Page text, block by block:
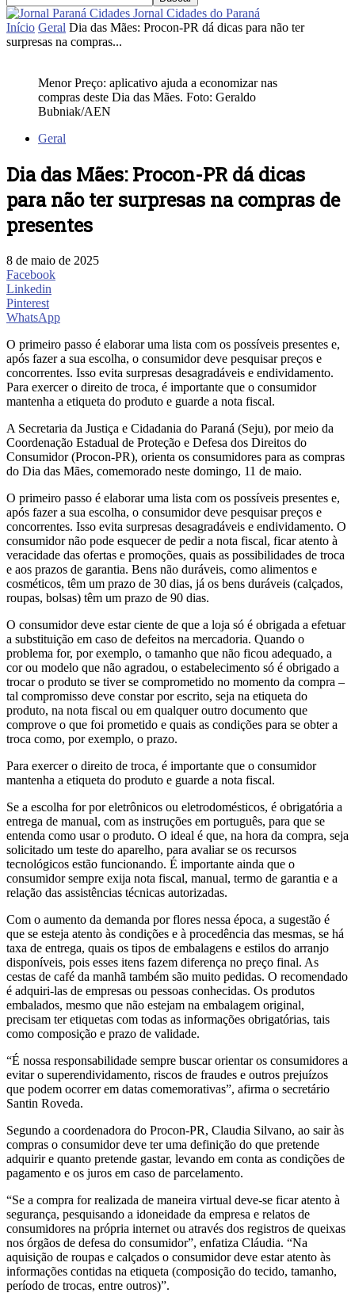
Jornal Cidades do Paraná
Início Geral Dia das Mães: Procon-PR dá dicas para não ter
surpresas na compras...
Menor Preço: aplicativo ajuda a economizar nas
compras deste Dia das Mães. Foto: Geraldo
Bubniak/AEN
Geral
Dia das Mães: Procon-PR dá dicas
para não ter surpresas na compras de
presentes
8 de maio de 2025
Facebook
Linkedin
Pinterest
WhatsApp
O primeiro passo é elaborar uma lista com os possíveis presentes e,
após fazer a sua escolha, o consumidor deve pesquisar preços e
concorrentes. Isso evita surpresas desagradáveis e endividamento.
Para exercer o direito de troca, é importante que o consumidor
mantenha a etiqueta do produto e guarde a nota fiscal.
A Secretaria da Justiça e Cidadania do Paraná (Seju), por meio da
Coordenação Estadual de Proteção e Defesa dos Direitos do
Consumidor (Procon-PR), orienta os consumidores para as compras
do Dia das Mães, comemorado neste domingo, 11 de maio.
O primeiro passo é elaborar uma lista com os possíveis presentes e,
após fazer a sua escolha, o consumidor deve pesquisar preços e
concorrentes. Isso evita surpresas desagradáveis e endividamento. O
consumidor não pode esquecer de pedir a nota fiscal, ficar atento à
veracidade das ofertas e promoções, quais as possibilidades de troca
e aos prazos de garantia. Bens não duráveis, como alimentos e
cosméticos, têm um prazo de 30 dias, já os bens duráveis (calçados,
roupas, bolsas) têm um prazo de 90 dias.
O consumidor deve estar ciente de que a loja só é obrigada a efetuar
a substituição em caso de defeitos na mercadoria. Quando o
problema for, por exemplo, o tamanho que não ficou adequado, a
cor ou modelo que não agradou, o estabelecimento só é obrigado a
trocar o produto se tiver se comprometido no momento da compra –
tal compromisso deve constar por escrito, seja na etiqueta do
produto, na nota fiscal ou em qualquer outro documento que
comprove o que foi prometido e quais as condições para se obter a
troca como, por exemplo, o prazo.
Para exercer o direito de troca, é importante que o consumidor
mantenha a etiqueta do produto e guarde a nota fiscal.
Se a escolha for por eletrônicos ou eletrodomésticos, é obrigatória a
entrega de manual, com as instruções em português, para que se
entenda como usar o produto. O ideal é que, na hora da compra, seja
solicitado um teste do aparelho, para avaliar se os recursos
tecnológicos estão funcionando. É importante ainda que o
consumidor sempre exija nota fiscal, manual, termo de garantia e a
relação das assistências técnicas autorizadas.
Com o aumento da demanda por flores nessa época, a sugestão é
que se esteja atento às condições e à procedência das mesmas, se há
taxa de entrega, quais os tipos de embalagens e estilos do arranjo
disponíveis, pois esses itens fazem diferença no preço final. As
cestas de café da manhã também são muito pedidas. O recomendado
é adquiri-las de empresas ou pessoas conhecidas. Os produtos
embalados, mesmo que não estejam na embalagem original,
precisam ter etiquetas com todas as informações obrigatórias, tais
como composição e prazo de validade.
“É nossa responsabilidade sempre buscar orientar os consumidores a
evitar o superendividamento, riscos de fraudes e outros prejuízos
que podem ocorrer em datas comemorativas”, afirma o secretário
Santin Roveda.
Segundo a coordenadora do Procon-PR, Claudia Silvano, ao sair às
compras o consumidor deve ter uma definição do que pretende
adquirir e quanto pretende gastar, levando em conta as condições de
pagamento e os juros em caso de parcelamento.
“Se a compra for realizada de maneira virtual deve-se ficar atento à
segurança, pesquisando a idoneidade da empresa e relatos de
consumidores na própria internet ou através dos registros de queixas
nos órgãos de defesa do consumidor”, enfatiza Cláudia. “Na
aquisição de roupas e calçados o consumidor deve estar atento às
informações contidas na etiqueta (composição do tecido, tamanho,
período de trocas, entre outros)”.